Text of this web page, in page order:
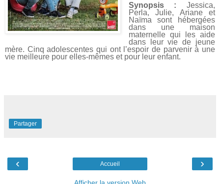
Synopsis :
Jessica,
Perla, Julie, Ariane et
Naïma sont hébergées
dans une maison
maternelle qui les aide
dans leur vie de jeune
mère. Cinq adolescentes qui ont l’espoir de parvenir à une
vie meilleure pour elles-mêmes et pour leur enfant.
Partager
‹ ›
Accueil